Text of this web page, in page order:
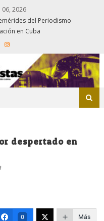
2026
del Periodismo
en Cuba
despertado en
0 Más